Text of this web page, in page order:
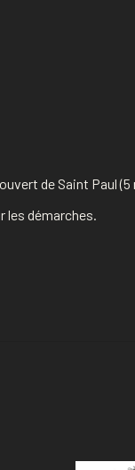
de Saint Paul
les démarches.